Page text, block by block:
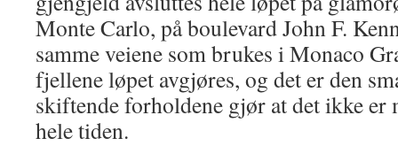
Monte Carlo, på boulevard John F.
samme veiene som brukes i Monaco
fjellene løpet avgjøres, og det er den
skiftende forholdene gjør at det ikke
hele tiden.